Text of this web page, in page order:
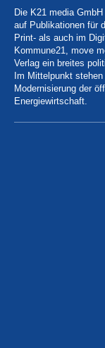
Die K21 media
auf Publikationen für
Print- als auch im
Kommune21, move
Verlag ein breites
Im Mittelpunkt
Modernisierung der
Energiewirtschaft.